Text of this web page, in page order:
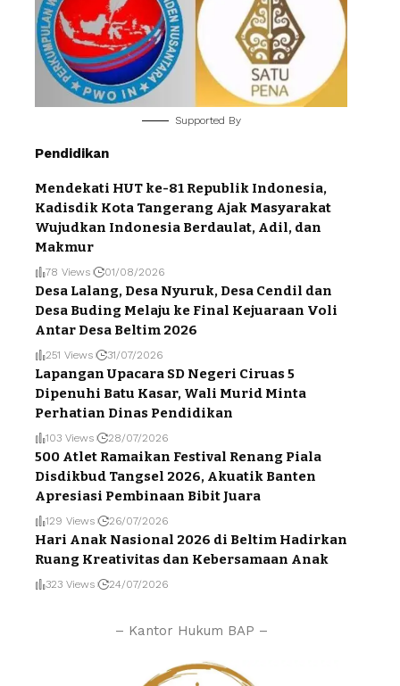
Supported By
Pendidikan
Mendekati HUT ke-81 Republik Indonesia,
Kadisdik Kota Tangerang Ajak Masyarakat
Wujudkan Indonesia Berdaulat, Adil, dan
Makmur
78 Views 01/08/2026
Desa Lalang, Desa Nyuruk, Desa Cendil dan
Desa Buding Melaju ke Final Kejuaraan Voli
Antar Desa Beltim 2026
251 Views 31/07/2026
Lapangan Upacara SD Negeri Ciruas 5
Dipenuhi Batu Kasar, Wali Murid Minta
Perhatian Dinas Pendidikan
103 Views 28/07/2026
500 Atlet Ramaikan Festival Renang Piala
Disdikbud Tangsel 2026, Akuatik Banten
Apresiasi Pembinaan Bibit Juara
129 Views 26/07/2026
Hari Anak Nasional 2026 di Beltim Hadirkan
Ruang Kreativitas dan Kebersamaan Anak
323 Views 24/07/2026
– Kantor Hukum BAP –